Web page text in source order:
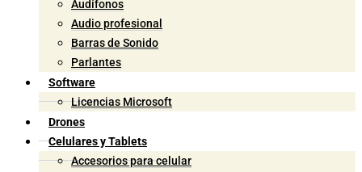
Audífonos
Audio profesional
Barras de Sonido
Parlantes
Software
Licencias Microsoft
Drones
Celulares y Tablets
Accesorios para celular